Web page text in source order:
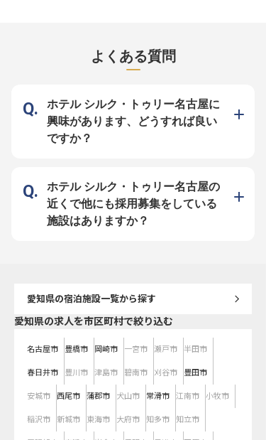
で、幅広い業務を通じてお客様の旅
をサポートします。 お客様からの
大切に、温かいおもてなしの心で最
高のサービスを追求できる環境で
リアパスと働きやすさ】 フロント
マネージャー候補として、まずは現
場業務からスタートし、徐々にマネ
リアを築けるでしょう。 月給
240,000円〜300,000円の安定した
給与に加え、社会保険完備、自社施
設利用割引など福利厚生も充実。
遠方からの転居を希望される方に
は、引っ越し費用のご相談も可能で
客様に笑顔をお届けしませんか？※
この求人は2024年1月17日時点の
情報です
よくある質問
ホテル シルク・トゥリー名古屋に
興味があります、どうすれば良い
ですか？
ホテル シルク・トゥリー名古屋の
近くで他にも採用募集をしている
施設はありますか？
愛知県の宿泊施設一覧から探す
愛知県の求人を市区町村で絞り込む
名古屋市 豊橋市 岡崎市 一宮市 瀬戸市 半田市
春日井市 豊川市 津島市 碧南市 刈谷市 豊田市
安城市 西尾市 蒲郡市 犬山市 常滑市 江南市 小牧市
稲沢市 新城市 東海市 大府市 知多市 知立市